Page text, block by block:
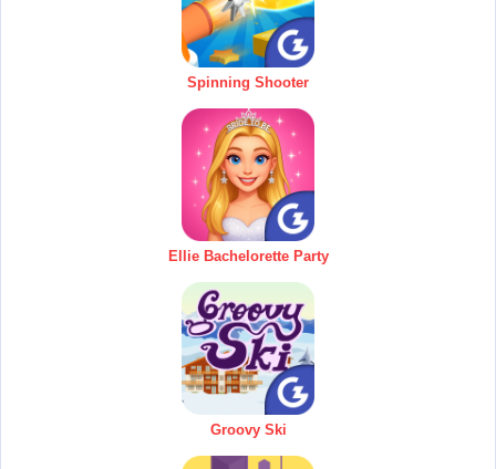
Spinning Shooter
Ellie Bachelorette Party
Groovy Ski